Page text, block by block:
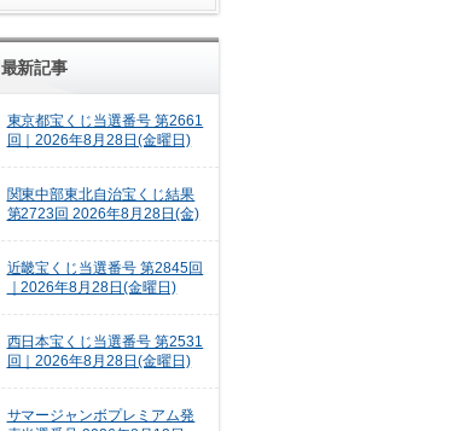
最新記事
東京都宝くじ当選番号 第2661
回｜2026年8月28日(金曜日)
関東中部東北自治宝くじ結果
第2723回 2026年8月28日(金)
近畿宝くじ当選番号 第2845回
｜2026年8月28日(金曜日)
西日本宝くじ当選番号 第2531
回｜2026年8月28日(金曜日)
サマージャンボプレミアム発